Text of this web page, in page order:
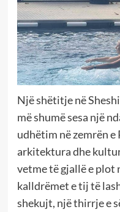
Një shëtitje në
më shumë sesa një
udhëtim në zemrën e
arkitektura dhe
vetme të gjallë e plot
kalldrëmet e tij të
shekujt, një thirrje e